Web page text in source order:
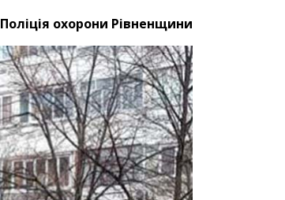
Поліція охорони Рівненщини